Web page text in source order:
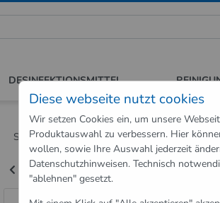
DESINFEKTIONSMITTEL
Shop Hygieneartikel Hygienespender
Zurück zu "Handtuchspender"
Diese webseite nutzt cookies
Wir setzen Cookies ein, um unsere
Produktauswahl zu verbessern. Hier
wollen, sowie Ihre Auswahl jederzeit
Datenschutzhinweisen. Technisch
"ablehnen" gesetzt.